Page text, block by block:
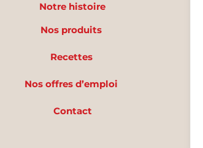
Notre histoire
Nos produits
Recettes
Nos offres d’emploi
Contact